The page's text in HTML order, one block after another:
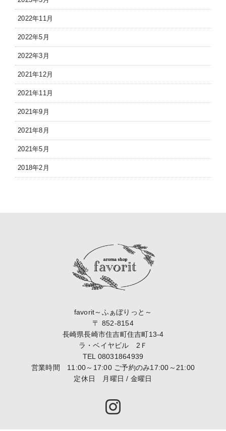
2022年11月
2022年5月
2022年3月
2021年12月
2021年11月
2021年9月
2021年8月
2021年5月
2018年2月
favorit～ふぁぼりっと～
〒 852-8154
長崎県長崎市住吉町住吉町13-4
ラ・ベイヤビル 2Ｆ
TEL 08031864939
営業時間 11:00～17:00 ご予約のみ17:00～21:00
定休日 月曜日 / 金曜日